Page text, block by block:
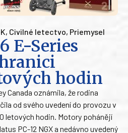
, Civilné letectvo, Priemysel
E-Series
hodin
Canada oznámila, že rodina
od svého uvedení do provozu v
letových hodin. Motory pohánějí
PC-12 NGX a nedávno uvedený